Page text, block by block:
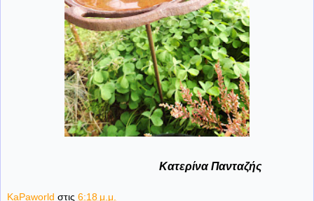
Κατερίνα Πανταζής
KaPaworld στις 6:18 μ.μ.